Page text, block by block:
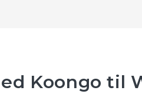
Koongo til